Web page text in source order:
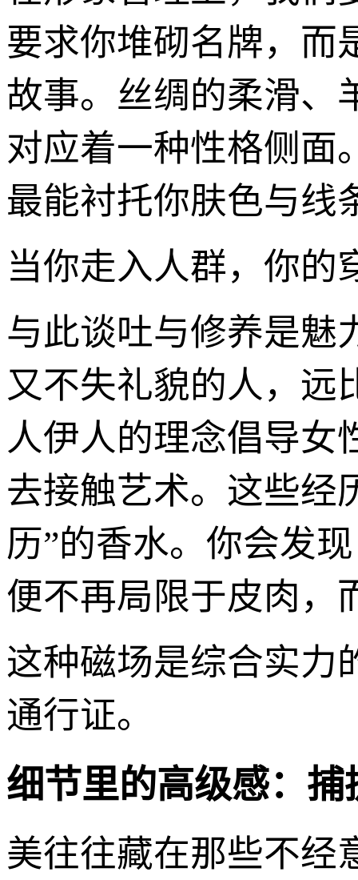
要求你堆砌名牌，而
故事。丝绸的柔滑、
对应着一种性格侧面
最能衬托你肤色与线
当你走入人群，你的
与此谈吐与修养是魅
又不失礼貌的人，远
人伊人的理念倡导女
去接触艺术。这些经
历”的香水。你会发
便不再局限于皮肉，
这种磁场是综合实力
通行证。
细节里的高级感：
美往往藏在那些不经